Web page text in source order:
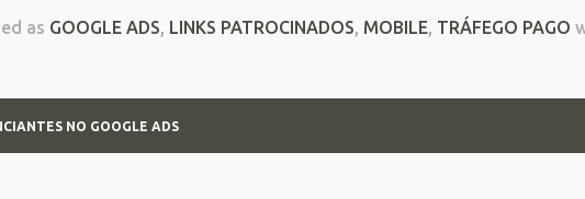
as GOOGLE ADS, LINKS PATROCINADOS, MOBILE, TRÁFEGO PAGO
NO GOOGLE ADS